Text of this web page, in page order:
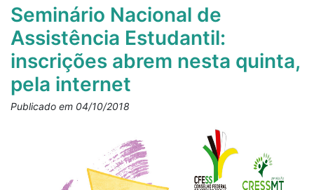
Seminário Nacional de
Assistência Estudantil:
inscrições abrem nesta quinta,
pela internet
Publicado em 04/10/2018